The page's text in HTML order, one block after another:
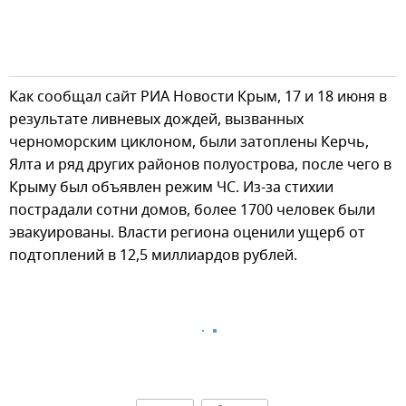
Как сообщал сайт РИА Новости Крым, 17 и 18 июня в
результате ливневых дождей, вызванных
черноморским циклоном, были затоплены Керчь,
Ялта и ряд других районов полуострова, после чего в
Крыму был объявлен режим ЧС. Из-за стихии
пострадали сотни домов, более 1700 человек были
эвакуированы. Власти региона оценили ущерб от
подтоплений в 12,5 миллиардов рублей.